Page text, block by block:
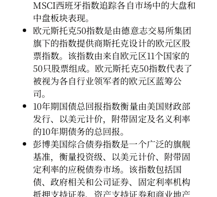
MSCI西班牙指数追踪各自市场中的大盘和
中盘板块表现。
欧元斯托克50指数是由德意志交易所集团
旗下的指数提供商斯托克设计的欧元区股
票指数。该指数由来自欧元区11个国家的
50只股票组成。欧元斯托克50指数代表了
被视为各自行业领军者的欧元区蓝筹公
司。
10年期国债总回报指数衡量由美国财政部
发行、以美元计价，附带固定及名义利率
的10年期债务的总回报。
彭博美国综合债券指数是一个广泛的旗舰
基准，衡量投资级、以美元计价、附带固
定利率的应税债券市场。该指数包括国
债、政府相关和公司证券、固定利率机构
抵押支持证券、资产支持证券和商业地产